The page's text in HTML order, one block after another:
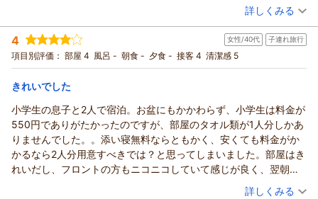
て、無料送迎バスが便利に感じていただけたことも何よりでご
ざいます。
これからも気持ちよくお過ごしいただける環境づくりに努めて
まいります。
投稿者： 天使ちゃんさん(女性/30代)
宿泊プラン： 【福岡空港ご利用の方限定】 朝食付きプラン シェフ厳選
一押し和洋食ビュッフェ
シングル 朝のみ
宿泊価格帯： 9,001～10,000円(大人一人あたり/税込)
ご宿泊いただき、また送迎バスについての温かいお言葉をお寄
せくださり誠にありがとうございます。
チェックアウト後の空港行き送迎が便利にご利用いただけたと
のこと、大変嬉しく拝見しました。朝一番のご出発は何かと慌
ただしくなりがちですが、少しでも安心して空港へ向かってい
ただけるよう、これからも丁寧な運行を心がけてまいります。
詳しくみる
4 女性/40代 子連れ旅行
項目別評価： 部屋 4 風呂 - 朝食 - 夕食 - 接客 4 清潔感 5
きれいでした
小学生の息子と2人で宿泊。お盆にもかかわらず、小学生は料金が
550円でありがたかったのですが、部屋のタオル類が1人分しかあ
りませんでした。。添い寝無料ならともかく、安くても料金がか
かるなら2人分用意すべきでは？と思ってしまいました。部屋はき
れいだし、フロントの方もニコニコしていて感じが良く、翌朝空
港までの送迎もあり、全体としてはまた泊まりたいと思いまし
（投稿日：2025/09/19）
詳しくみる